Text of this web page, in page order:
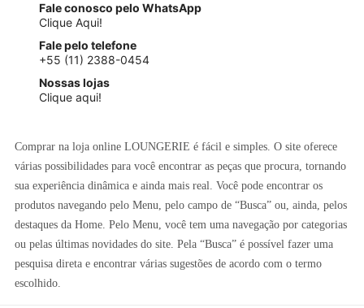
Fale conosco pelo WhatsApp
Clique Aqui!
Fale pelo telefone
+55 (11) 2388-0454
Nossas lojas
Clique aqui!
Comprar na loja online LOUNGERIE é fácil e simples. O site oferece
várias possibilidades para você encontrar as peças que procura, tornando
sua experiência dinâmica e ainda mais real. Você pode encontrar os
produtos navegando pelo Menu, pelo campo de “Busca” ou, ainda, pelos
destaques da Home. Pelo Menu, você tem uma navegação por categorias
ou pelas últimas novidades do site. Pela “Busca” é possível fazer uma
pesquisa direta e encontrar várias sugestões de acordo com o termo
escolhido.